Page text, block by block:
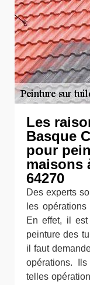
Les
Basque
pour
maisons
64270
Des experts
les
En effet, il
peinture des
il faut
opérations.
telles